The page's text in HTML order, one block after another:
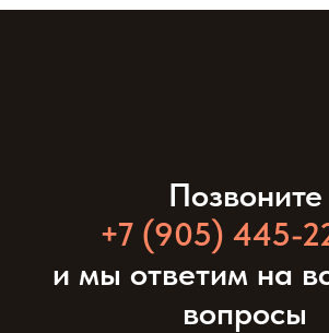
Позвоните
+7 (905) 445-
и мы ответим на
вопросы